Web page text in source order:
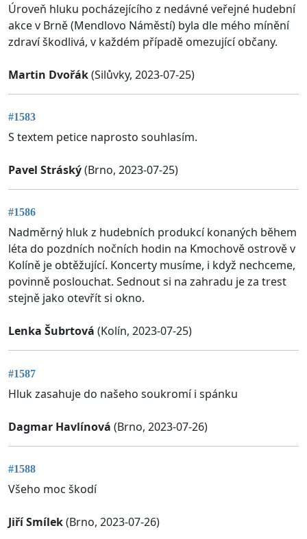
Úroveň hluku pocházejícího z nedávné veřejné hudební
akce v Brně (Mendlovo Náměstí) byla dle mého mínění
zdraví škodlivá, v každém případě omezující občany.
Martin Dvořák(Silůvky, 2023-07-25)
#1583
S textem petice naprosto souhlasím.
Pavel Stráský(Brno, 2023-07-25)
#1586
Nadměrný hluk z hudebních produkcí konaných během
léta do pozdních nočních hodin na Kmochově ostrově v
Kolíně je obtěžující. Koncerty musíme, i když nechceme,
povinně poslouchat. Sednout si na zahradu je za trest
stejně jako otevřít si okno.
Lenka Šubrtová (Kolín, 2023-07-25)
#1587
Hluk zasahuje do našeho soukromí i spánku
Dagmar Havlínová (Brno, 2023-07-26)
#1588
Všeho moc škodí
Jiří Smílek(Brno, 2023-07-26)